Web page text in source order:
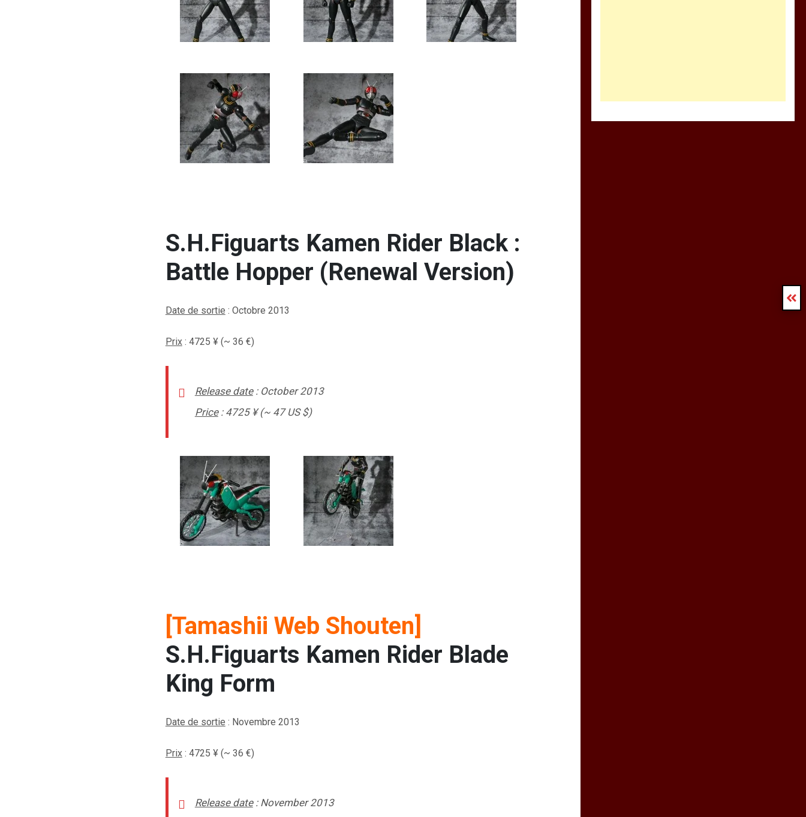
S.H.Figuarts Kamen Rider Black :
Battle Hopper (Renewal Version)
Date de sortie : Octobre 2013
Prix: 4725 ¥ (~ 36 €)
Release date: October 2013
Price: 4725 ¥ (~ 47 US $)
[Tamashii Web Shouten]
S.H.Figuarts Kamen Rider Blade
King Form
Date de sortie : Novembre 2013
Prix: 4725 ¥ (~ 36 €)
Release date: November 2013